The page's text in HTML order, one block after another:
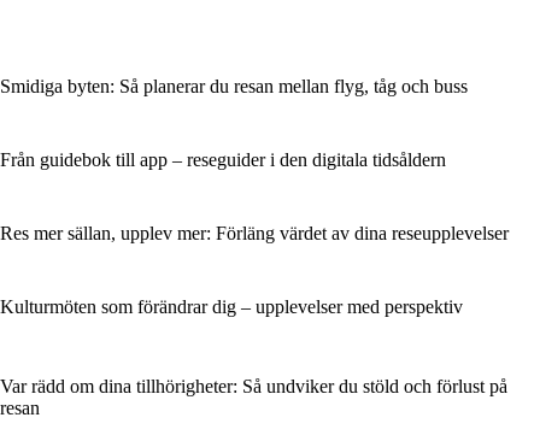
Smidiga byten: Så planerar du resan mellan flyg, tåg och buss
Från guidebok till app – reseguider i den digitala tidsåldern
Res mer sällan, upplev mer: Förläng värdet av dina reseupplevelser
Kulturmöten som förändrar dig – upplevelser med perspektiv
Var rädd om dina tillhörigheter: Så undviker du stöld och förlust på
resan